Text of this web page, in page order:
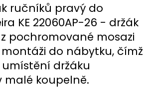
ručníků pravý do
KE 22060AP-26 - držák
pochromované mosazi
do nábytku, čímž
držáku
malé koupelně.
HLEDAT